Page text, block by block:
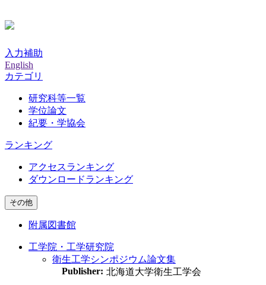
入力補助
English
カテゴリ
研究科等一覧
学位論文
紀要・学協会
ランキング
アクセスランキング
ダウンロードランキング
その他
附属図書館
工学院・工学研究院
衛生工学シンポジウム論文集
Publisher: 北海道大学衛生工学会